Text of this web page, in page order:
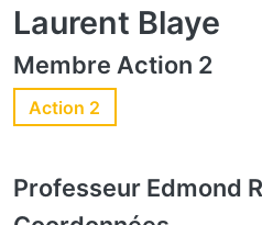
Laurent Blaye
Membre Action 2
Action 2
Professeur Edmond